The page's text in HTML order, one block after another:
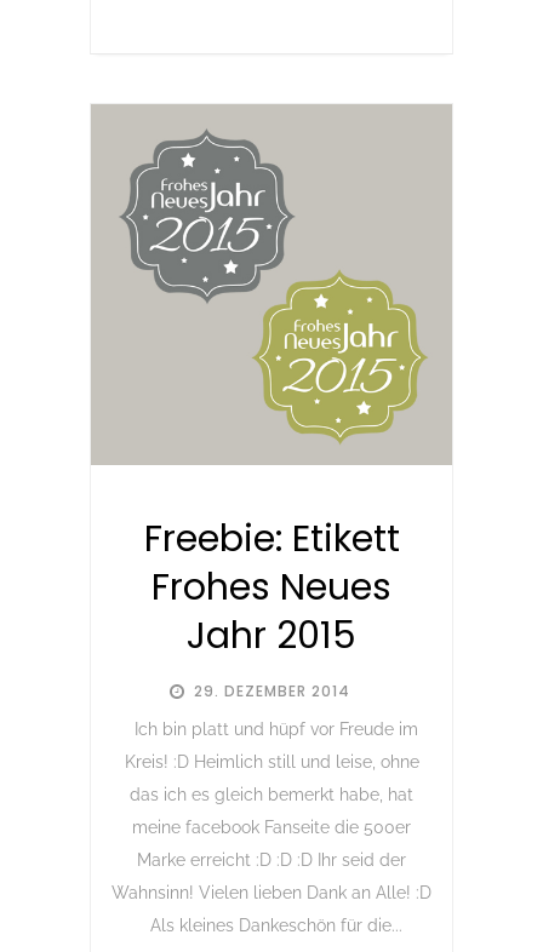
29. DEZEMBER 2014
Freebie: Etikett
Frohes Neues
Jahr 2015
Ich bin platt und hüpf vor Freude im
Kreis! :D Heimlich still und leise, ohne
das ich es gleich bemerkt habe, hat
meine facebook Fanseite die 500er
Marke erreicht :D :D :D Ihr seid der
Wahnsinn! Vielen lieben Dank an Alle! :D
Als kleines Dankeschön für die...